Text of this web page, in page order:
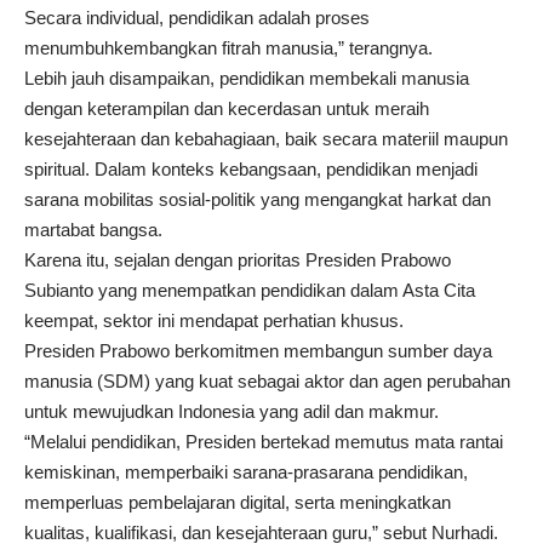
Secara individual, pendidikan adalah proses
menumbuhkembangkan fitrah manusia,” terangnya.
Lebih jauh disampaikan, pendidikan membekali manusia
dengan keterampilan dan kecerdasan untuk meraih
kesejahteraan dan kebahagiaan, baik secara materiil maupun
spiritual. Dalam konteks kebangsaan, pendidikan menjadi
sarana mobilitas sosial-politik yang mengangkat harkat dan
martabat bangsa.
Karena itu, sejalan dengan prioritas Presiden Prabowo
Subianto yang menempatkan pendidikan dalam Asta Cita
keempat, sektor ini mendapat perhatian khusus.
Presiden Prabowo berkomitmen membangun sumber daya
manusia (SDM) yang kuat sebagai aktor dan agen perubahan
untuk mewujudkan Indonesia yang adil dan makmur.
“Melalui pendidikan, Presiden bertekad memutus mata rantai
kemiskinan, memperbaiki sarana-prasarana pendidikan,
memperluas pembelajaran digital, serta meningkatkan
kualitas, kualifikasi, dan kesejahteraan guru,” sebut Nurhadi.